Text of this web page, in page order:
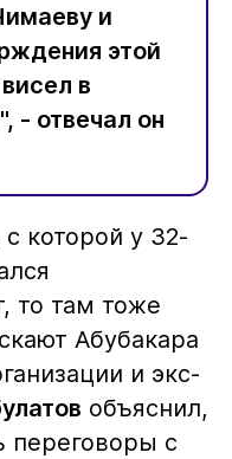
и
этой
в
- отвечал он
которой у 32-
то там тоже
Абубакара
и экс-
объяснил,
переговоры с